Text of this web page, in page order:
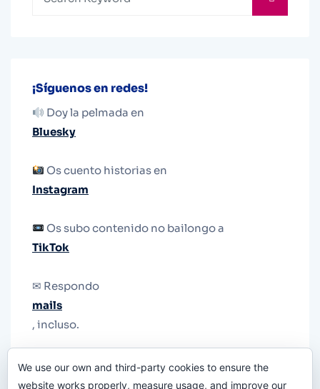
¡Síguenos en redes!
Doy la pelmada en
Bluesky
Os cuento historias en
Instagram
Os subo contenido no bailongo a
TikTok
✉ Respondo
mails
, incluso.
le quiten el teléfono.
We use our own and third-party cookies to ensure the
website works properly, measure usage, and improve our